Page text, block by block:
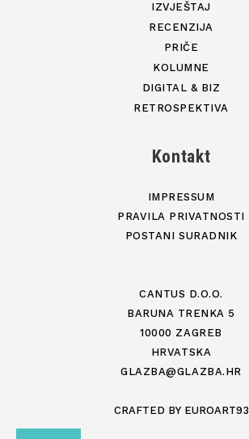
IZVJEŠTAJ
RECENZIJA
PRIČE
KOLUMNE
DIGITAL & BIZ
RETROSPEKTIVA
Kontakt
IMPRESSUM
PRAVILA PRIVATNOSTI
POSTANI SURADNIK
CANTUS D.O.O.
BARUNA TRENKA 5
10000 ZAGREB
HRVATSKA
GLAZBA@GLAZBA.HR
CRAFTED BY EUROART93